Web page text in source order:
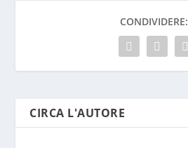
CONDIVIDERE:
CIRCA L'AUTORE